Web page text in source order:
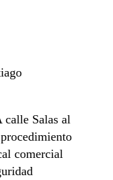
Salas al
comercial